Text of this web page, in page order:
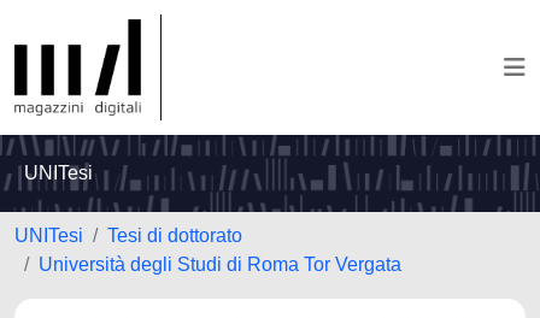
UNITesi
UNITesi
Tesi di dottorato
Università degli Studi di Roma Tor Vergata